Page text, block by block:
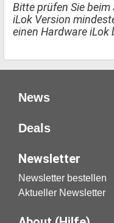
Bitte prüfen Sie
iLok Version
einen Hardware
News
Deals
Newsletter
Newsletter bestellen
Aktueller Newsletter